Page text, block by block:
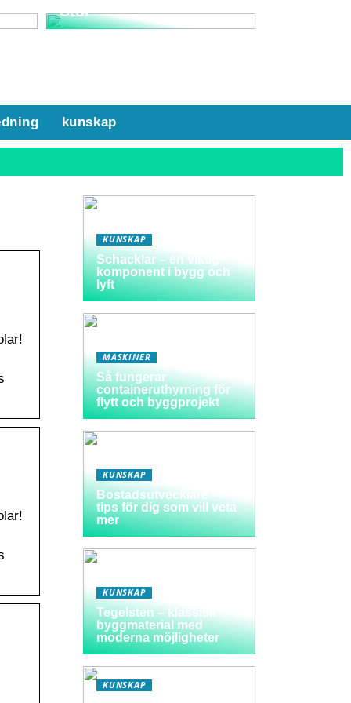
Stol
kunskap
KUNSKAP
Schacklar – en viktig
komponent i bygg och
lyft
MASKINER
Så fungerar
containeruthyrning för
flytt och byggprojekt
KUNSKAP
Bostadsutvecklare –
tips för dig som vill veta
mer
KUNSKAP
Tegelsten – klassisk
byggmaterial med
moderna möjligheter
KUNSKAP